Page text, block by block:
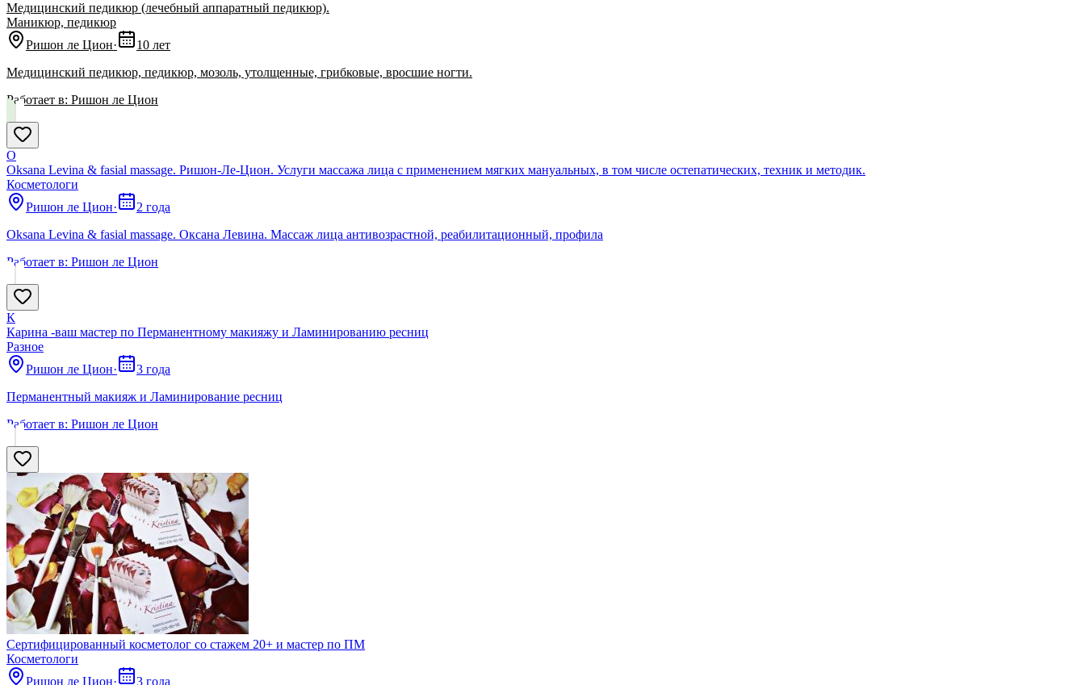
Медицинский педикюр (лечебный аппаратный педикюр).
Маникюр, педикюр
Ришон ле Цион·
10 лет
Медицинский педикюр, педикюр, мозоль, утолщенные, грибковые, вросшие ногти.
Работает в: Ришон ле Цион
O
Oksana Levina & fasial massage. Ришон-Ле-Цион. Услуги массажа лица с применением мягких мануальных, в том числе остепатических, техник и методик.
Косметологи
Ришон ле Цион·
2 года
Oksana Levina & fasial massage. Оксана Левина. Массаж лица антивозрастной, реабилитационный, профила
Работает в: Ришон ле Цион
К
Карина -ваш мастер по Перманентному макияжу и Ламинированию ресниц
Разное
Ришон ле Цион·
3 года
Перманентный макияж и Ламинирование ресниц
Работает в: Ришон ле Цион
Сертифицированный косметолог со стажем 20+ и мастер по ПМ
Косметологи
Ришон ле Цион·
3 года